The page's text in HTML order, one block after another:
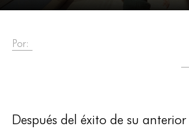
Por:
Después del éxito de su